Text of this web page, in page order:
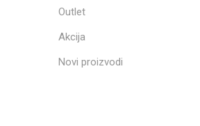
Outlet
Akcija
Novi proizvodi